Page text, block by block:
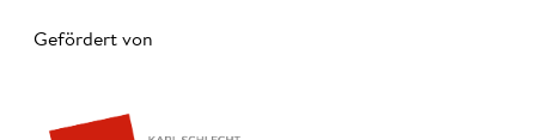
Gefördert von